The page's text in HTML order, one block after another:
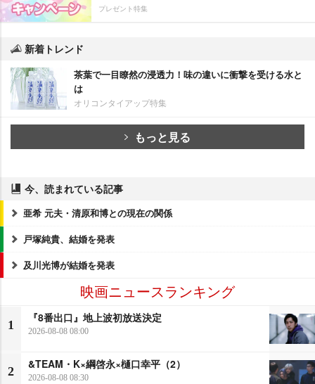
プレゼント特集
新着トレンド
茶葉で一目瞭然の浸透力！味の違いに衝撃を受ける水と
は
オリコンタイアップ特集
もっと見る
今、読まれている記事
亜希 元夫・清原和博との現在の関係
戸塚純貴、結婚を発表
及川光博が結婚を発表
映画ニュースランキング
1
『8番出口』地上波初放送決定
2026-08-08 08:00
2
&TEAM・K×綱啓永×樋口幸平（2）
2026-08-08 08:30